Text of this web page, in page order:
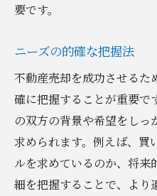
要です。
ニーズの的確な把握法
不動産売却を成功させるた
確に把握することが重要で
の双方の背景や希望をしっ
求められます。例えば、買
ルを求めているのか、将来
細を把握することで、より